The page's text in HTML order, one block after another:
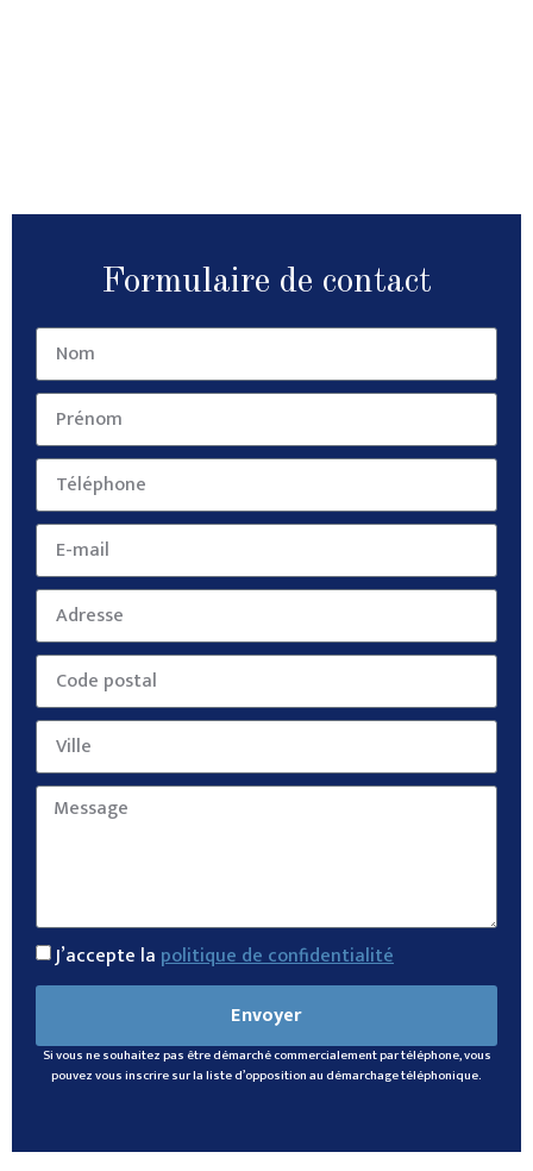
Formulaire de contact
J’accepte la politique de confidentialité
Envoyer
Si vous ne souhaitez pas être démarché commercialement par téléphone, vous
pouvez vous inscrire sur la liste d’opposition au démarchage téléphonique.